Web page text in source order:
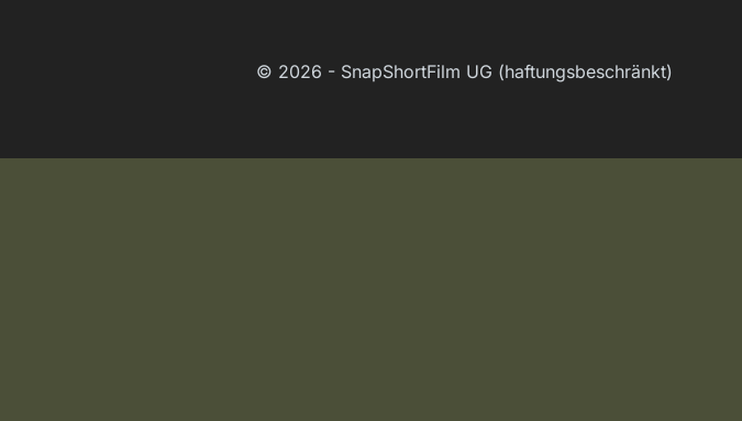
© 2026 - SnapShortFilm UG (haftungsbeschränkt)